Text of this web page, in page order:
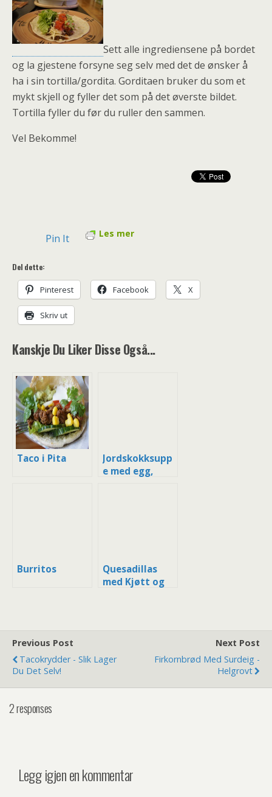
Sett alle ingrediensene på bordet
og la gjestene forsyne seg selv med det de ønsker å
ha i sin tortilla/gordita. Gorditaen bruker du som et
mykt skjell og fyller det som på det øverste bildet.
Tortilla fyller du før du ruller den sammen.
Vel Bekomme!
Pin It Les mer
Del dette:
Pinterest Facebook X
Skriv ut
Kanskje Du Liker Disse Også...
Taco i Pita
Jordskokksupp
e med egg,
Burritos
Quesadillas
med Kjøtt og
Previous Post
Tacokrydder - Slik Lager
Du Det Selv!
Next Post
Firkornbrød Med Surdeig -
Helgrovt
2 responses
Legg igjen en kommentar